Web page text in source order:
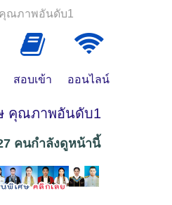
ณภาพอันดับ1
สอบเข้า ออนไลน์
คุณภาพอันดับ1
คนกำลังดูหน้านี้